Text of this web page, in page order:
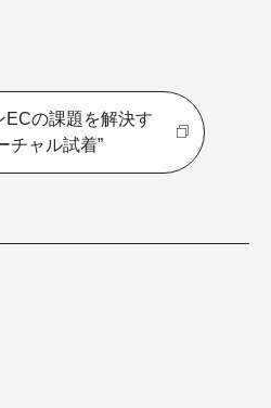
ECの課題を解決す
チャル試着”